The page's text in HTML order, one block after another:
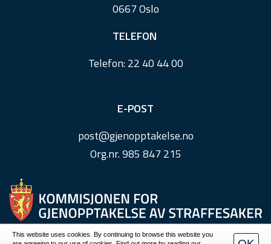
0667 Oslo
TELEFON
Telefon:22 40 44 00
E-POST
post@gjenopptakelse.no
Org.nr. 985 847 215
This website uses cookies. By continuing to browse this website you